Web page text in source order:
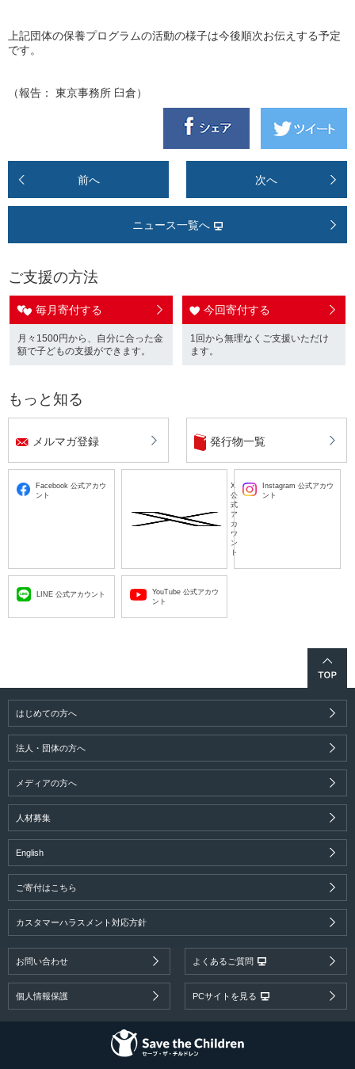
上記団体の保養プログラムの活動の様子は今後順次お伝えする予定
です。
（報告： 東京事務所 臼倉）
前へ 次へ
ニュース一覧へ
ご支援の方法
毎月寄付する
月々1500円から、自分に合った金
額で子どもの支援ができます。
今回寄付する
1回から無理なくご支援いただけ
ます。
もっと知る
メルマガ登録 発行物一覧
Facebook 公式アカウ
ント
X
公
式
ア
カ
ウ
ン
ト
Instagram 公式アカウ
ント
LINE 公式アカウント
YouTube 公式アカウ
ント
はじめての方へ
法人・団体の方へ
メディアの方へ
人材募集
English
ご寄付はこちら
カスタマーハラスメント対応方針
お問い合わせ よくあるご質問
個人情報保護 PCサイトを見る